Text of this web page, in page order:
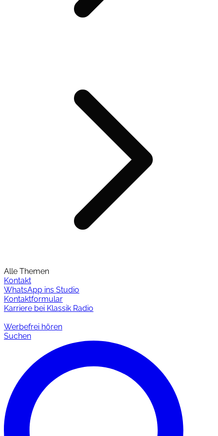
Alle Themen
Kontakt
WhatsApp ins Studio
Kontaktformular
Karriere bei Klassik Radio
Werbefrei hören
Suchen